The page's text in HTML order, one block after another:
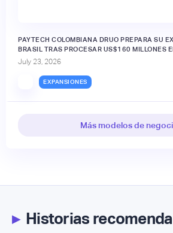
PAYTECH COLOMBIANA DRUO PREPARA SU
BRASIL TRAS PROCESAR US$160 MILLONES
July 23, 2026
EXPANSIONES
Más modelos de
▸Historias